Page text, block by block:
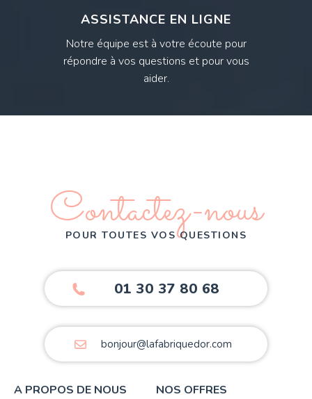
ASSISTANCE EN LIGNE
Notre équipe est à votre écoute pour
répondre à vos questions et pour vous
aider.
Contactez-nous
POUR TOUTES VOS QUESTIONS
01 30 37 80 68
bonjour@lafabriquedor.com
A PROPOS DE NOUS NOS OFFRES